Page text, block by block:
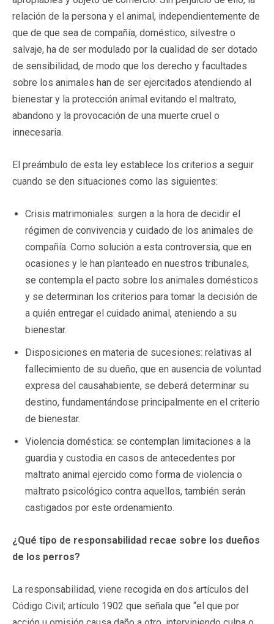
relación de la persona y el animal, independientemente de
que de que sea de compañía, doméstico, silvestre o
salvaje, ha de ser modulado por la cualidad de ser dotado
de sensibilidad, de modo que los derecho y facultades
sobre los animales han de ser ejercitados atendiendo al
bienestar y la protección animal evitando el maltrato,
abandono y la provocación de una muerte cruel o
innecesaria.
El preámbulo de esta ley establece los criterios a seguir
cuando se den situaciones como las siguientes:
Crisis matrimoniales: surgen a la hora de decidir el
régimen de convivencia y cuidado de los animales de
compañía. Como solución a esta controversia, que en
ocasiones y le han planteado en nuestros tribunales,
se contempla el pacto sobre los animales domésticos
y se determinan los criterios para tomar la decisión de
a quién entregar el cuidado animal, ateniendo a su
bienestar.
Disposiciones en materia de sucesiones: relativas al
fallecimiento de su dueño, que en ausencia de voluntad
expresa del causahabiente, se deberá determinar su
destino, fundamentándose principalmente en el criterio
de bienestar.
Violencia doméstica: se contemplan limitaciones a la
guardia y custodia en casos de antecedentes por
maltrato animal ejercido como forma de violencia o
maltrato psicológico contra aquellos, también serán
castigados por este ordenamiento.
¿Qué tipo de responsabilidad recae sobre los dueños
de los perros?
La responsabilidad, viene recogida en dos artículos del
Código Civil; artículo 1902 que señala que “el que por